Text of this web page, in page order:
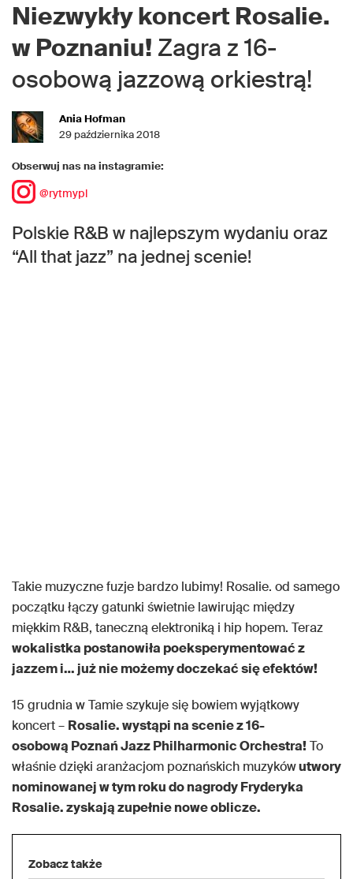
Niezwykły koncert Rosalie.
w Poznaniu! Zagra z 16-
osobową jazzową orkiestrą!
Ania Hofman
29 października 2018
Obserwuj nas na instagramie:
@rytmypl
Polskie R&B w najlepszym wydaniu oraz
“All that jazz” na jednej scenie!
Takie muzyczne fuzje bardzo lubimy! Rosalie. od samego
początku łączy gatunki świetnie lawirując między
miękkim R&B, taneczną elektroniką i hip hopem. Teraz
wokalistka postanowiła poeksperymentować z
jazzem i… już nie możemy doczekać się efektów!
15 grudnia w Tamie szykuje się bowiem wyjątkowy
koncert – Rosalie. wystąpi na scenie z 16-
osobową Poznań Jazz Philharmonic Orchestra!To
właśnie dzięki aranżacjom poznańskich muzykówutwory
nominowanej w tym roku do nagrody Fryderyka
Rosalie. zyskają zupełnie nowe oblicze.
Zobacz także